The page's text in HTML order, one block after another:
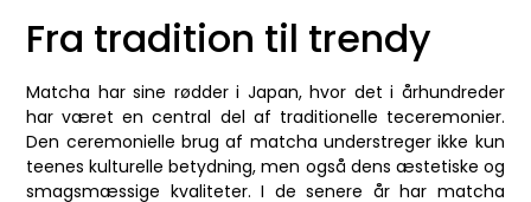
Fra tradition til trendy
Matcha har sine rødder i Japan, hvor det i århundreder
har været en central del af traditionelle teceremonier.
Den ceremonielle brug af matcha understreger ikke kun
teenes kulturelle betydning, men også dens æstetiske og
smagsmæssige kvaliteter. I de senere år har matcha